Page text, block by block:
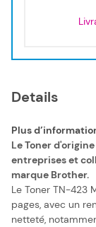
Details
Plus
Le Toner
entreprises et
marque Brother.
Le Toner TN-423
pages, avec un
netteté,